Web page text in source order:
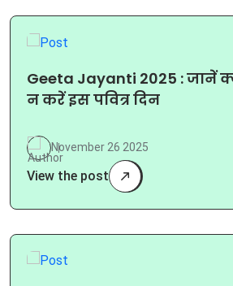
Geeta Jayanti 2025 : जानें
न करें इस पवित्र दिन
November 26 2025
View the post